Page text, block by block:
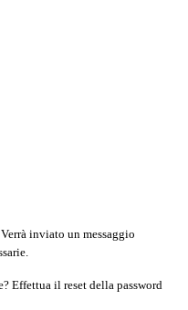
Verrà inviato un messaggio
Effettua il reset della password